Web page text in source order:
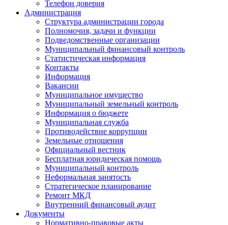
Телефон доверия
Администрация
Структура администрации города
Полномочия, задачи и функции
Подведомственные организации
Муниципальный финансовый контроль
Статистическая информация
Контакты
Информация
Вакансии
Муниципальное имущество
Муниципальный земельный контроль
Информация о бюджете
Муниципальная служба
Противодействие коррупции
Земельные отношения
Официальный вестник
Бесплатная юридическая помощь
Муниципальный контроль
Неформальная занятость
Стратегическое планирование
Ремонт МКД
Внутренний финансовый аудит
Документы
Нормативно-правовые акты